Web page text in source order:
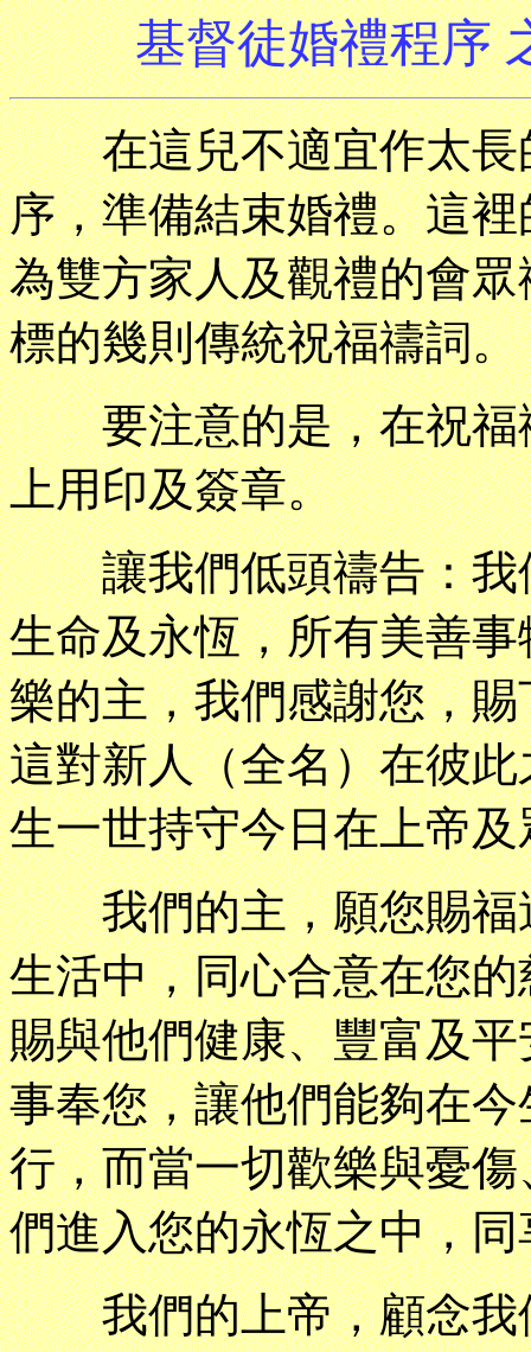
基督徒婚禮程序
在這兒不適宜作太長
序，準備結束婚禮。這
為雙方家人及觀禮的會
標的幾則傳統祝福禱詞。
要注意的是，在祝福
上用印及簽章。
讓我們低頭禱告：我
生命及永恆，所有美善
樂的主，我們感謝您，
這對新人（全名）在彼
生一世持守今日在上帝
我們的主，願您賜福
生活中，同心合意在您
賜與他們健康、豐富及
事奉您，讓他們能夠在
行，而當一切歡樂與憂
們進入您的永恆之中，
我們的上帝，顧念我